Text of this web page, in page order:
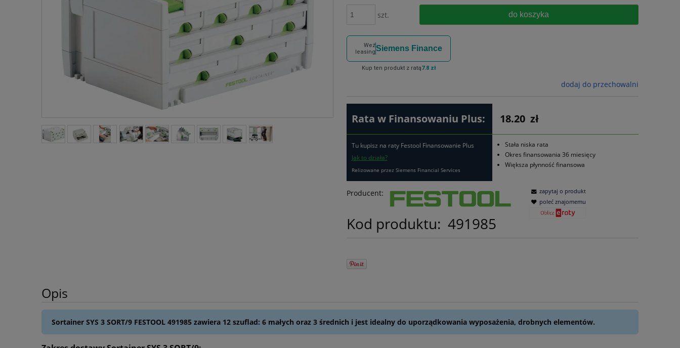
szt. do koszyka
Weź
leasingSiemens Finance
Kup ten produkt z ratą7.8 zł
dodaj do przechowalni
Rata w Finansowaniu Plus: 18.20 zł
Tu kupisz na raty Festool Finansowanie Plus
Jak to działa?
Relizowane przez Siemens Financial Services
Stała niska rata
Okres finansowania 36 miesięcy
Większa płynność finansowa
Producent:
Kod produktu: 491985
zapytaj o produkt
poleć znajomemu
Opis
Sortainer SYS 3 SORT/9 FESTOOL 491985 zawiera 12 szuflad: 6 małych oraz 3 średnich i jest idealny do uporządkowania wyposażenia, drobnych elementów.